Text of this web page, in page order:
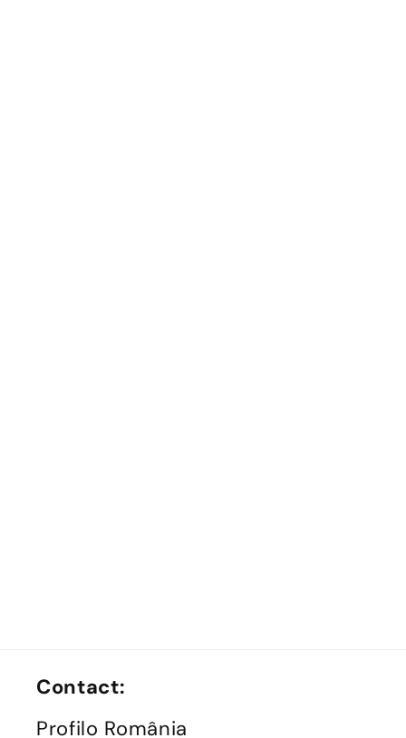
Contact:
Profilo România